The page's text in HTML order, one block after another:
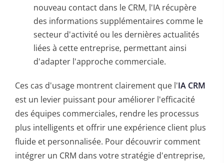
nouveau contact dans le CRM, l'IA récupère
des informations supplémentaires comme le
secteur d'activité ou les dernières actualités
liées à cette entreprise, permettant ainsi
d'adapter l'approche commerciale.
Ces cas d'usage montrent clairement que l'IA CRM
est un levier puissant pour améliorer l'efficacité
des équipes commerciales, rendre les processus
plus intelligents et offrir une expérience client plus
fluide et personnalisée. Pour découvrir comment
intégrer un CRM dans votre stratégie d'entreprise,